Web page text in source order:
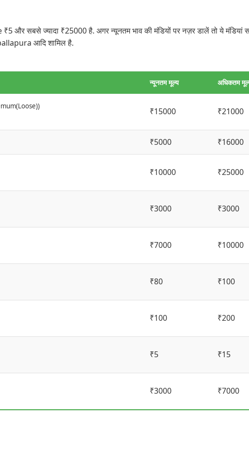
और सबसे ज्यादा ₹25000 है. अगर न्यूनतम भाव की मंडियों पर नज़र डालें तो ये
आदि शामिल है.
न्यूनतम मूल्य अधिकतम
₹15000 ₹21000
₹5000 ₹16000
₹10000 ₹25000
₹3000 ₹3000
₹7000 ₹10000
₹80 ₹100
₹100 ₹200
₹5 ₹15
₹3000 ₹7000